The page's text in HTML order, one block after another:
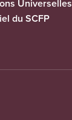
Universelles
du SCFP